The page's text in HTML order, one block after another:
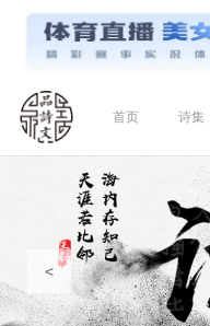
首页 诗集
<